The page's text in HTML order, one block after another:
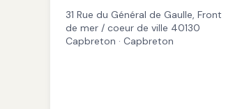
31 Rue du Général de Gaulle, Front
de mer / coeur de ville 40130
Capbreton · Capbreton